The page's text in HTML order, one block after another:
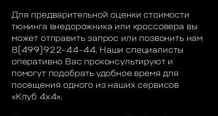
Для предварительной оценки стоимости
тюнинга внедорожника или кроссовера вы
может отправить запрос или позвонить нам
8(499)922-44-44. Наши специалисты
оперативно Вас проконсультируют и
помогут подобрать удобное время для
посещения одного из наших сервисов
«Клуб 4х4».